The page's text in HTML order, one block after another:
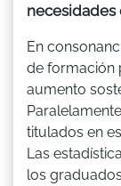
necesidades
En
de formación
aumento
titulados en
Las
los